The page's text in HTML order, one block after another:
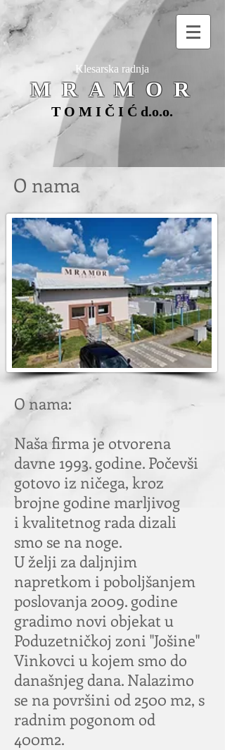
Klesarska radnja
M R A M O R
T O M I Č I Ć d.o.o.
O nama
O nama:
Naša firma je otvorena
davne 1993. godine. Počevši
gotovo iz ničega, kroz
brojne godine marljivog
i kvalitetnog rada dizali
smo se na noge.
U želji za daljnjim
napretkom i poboljšanjem
poslovanja 2009. godine
gradimo novi objekat u
Poduzetničkoj zoni "Jošine"
Vinkovci u kojem smo do
današnjeg dana. Nalazimo
se na površini od 2500 m2, s
radnim pogonom od
400m2.